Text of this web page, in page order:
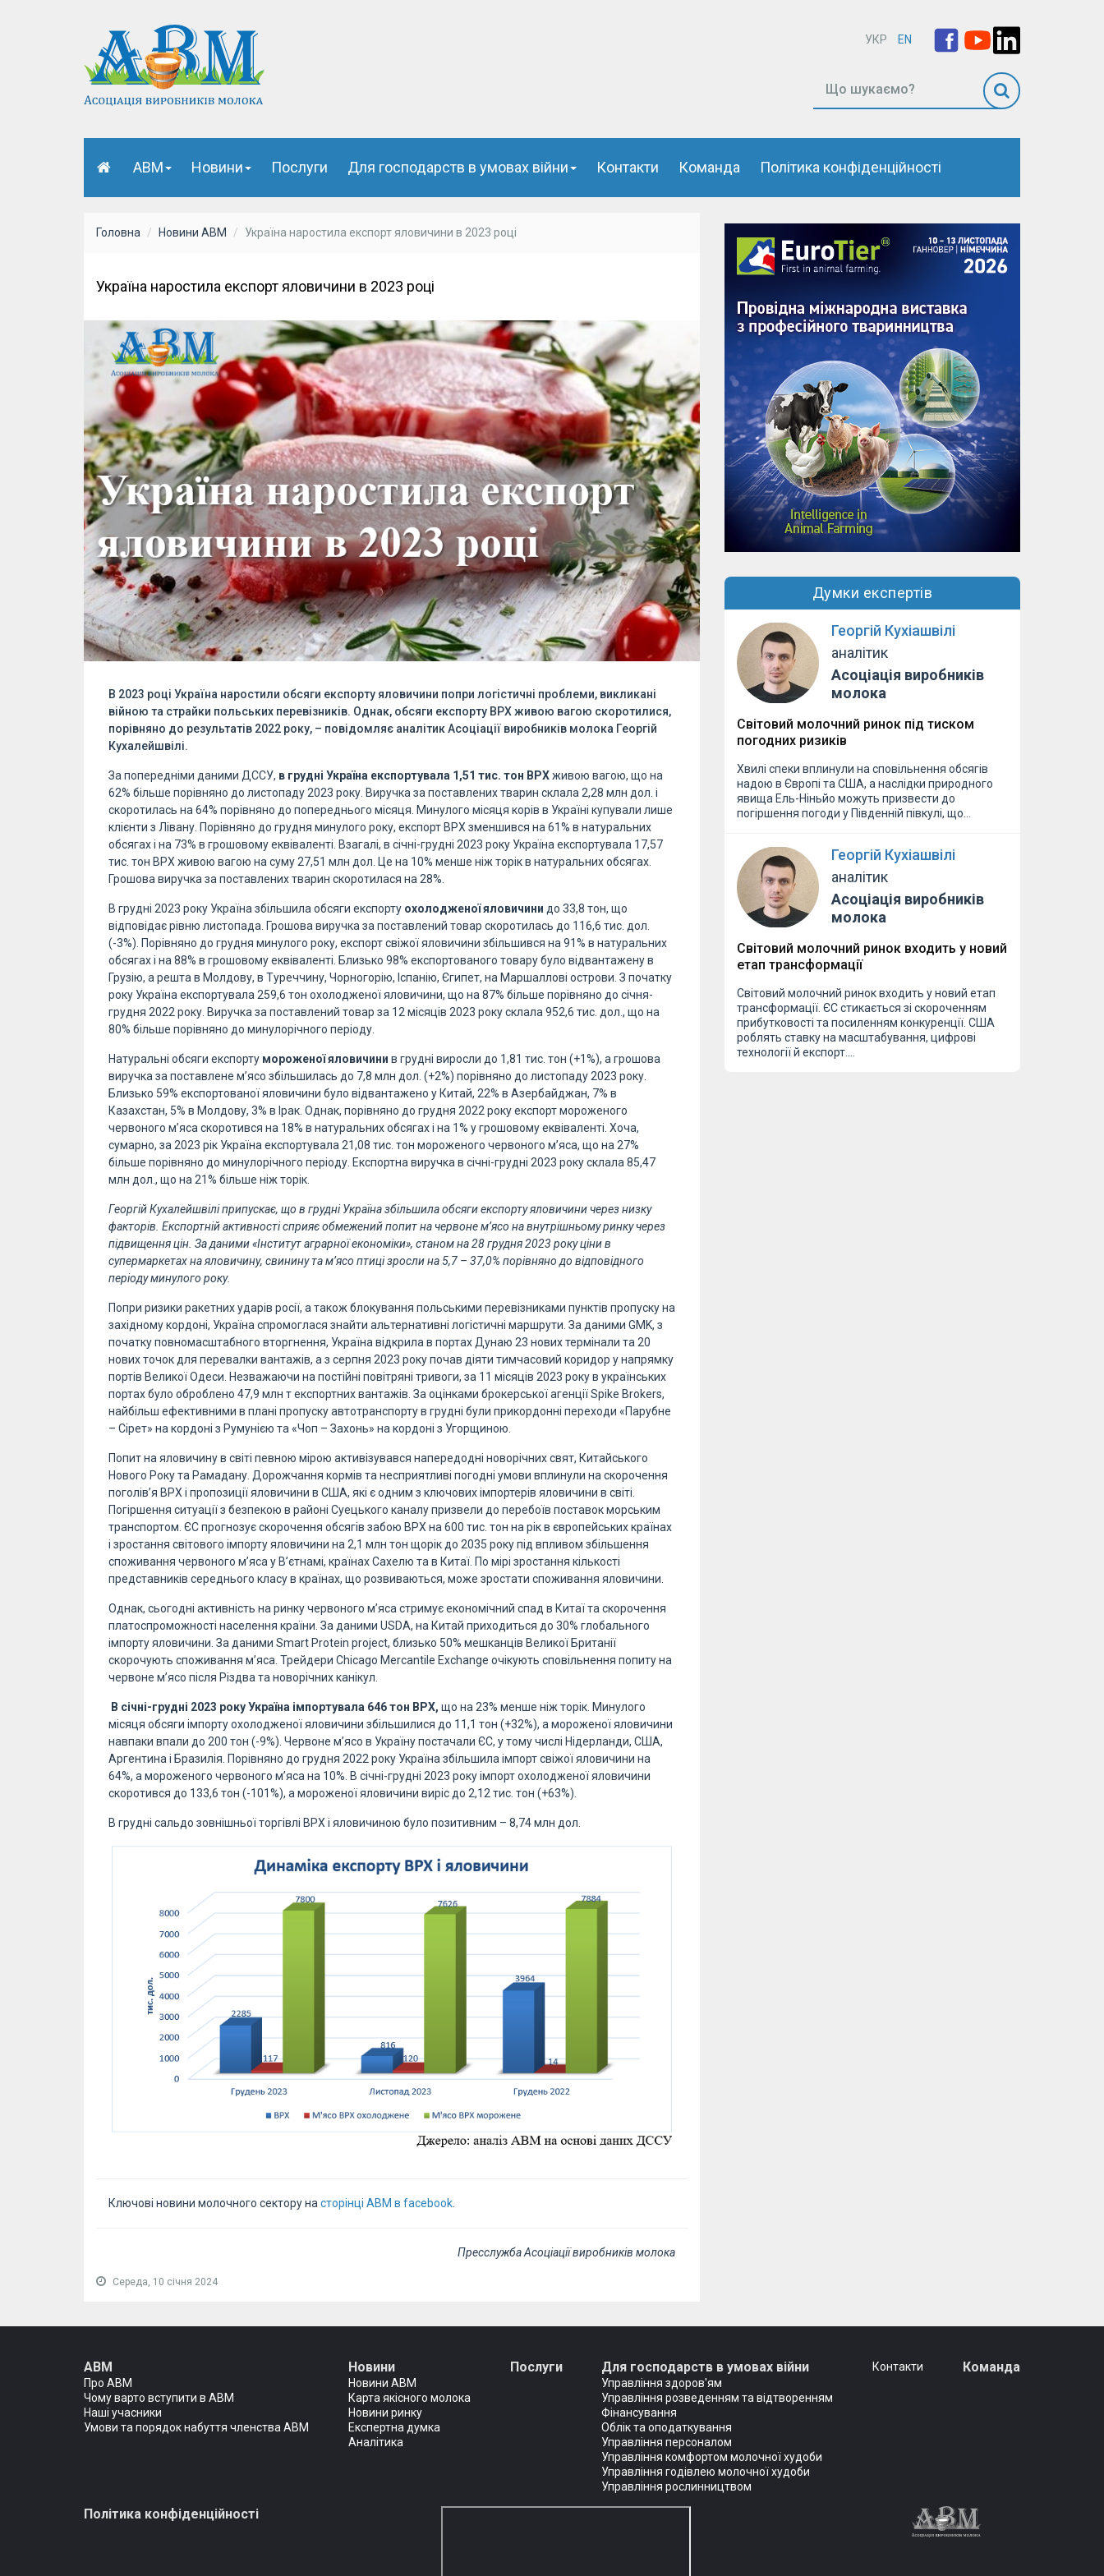
УКР EN
АВМ Новини Послуги Для господарств в умовах війни Контакти Команда Політика конфіденційності
Думки експертів
Георгій Кухіашвілі
аналітик
Асоціація виробників
молока
Світовий молочний ринок під тиском
погодних ризиків
Хвилі спеки вплинули на сповільнення обсягів
надою в Європі та США, а наслідки природного
явища Ель-Ніньйо можуть призвести до
погіршення погоди у Південній півкулі, що…
Георгій Кухіашвілі
аналітик
Асоціація виробників
молока
Світовий молочний ринок входить у новий
етап трансформації
Світовий молочний ринок входить у новий етап
трансформації. ЄС стикається зі скороченням
прибутковості та посиленням конкуренції. США
роблять ставку на масштабування, цифрові
технології й експорт.…
Головна Новини АВМ Україна наростила експорт яловичини в 2023 році
Україна наростила експорт яловичини в 2023 році
В 2023 році Україна наростили обсяги експорту яловичини попри логістичні проблеми, викликані
війною та страйки польських перевізників. Однак, обсяги експорту ВРХ живою вагою скоротилися,
порівняно до результатів 2022 року, – повідомляє аналітик Асоціації виробників молока Георгій
Кухалейшвілі.
За попередніми даними ДССУ, в грудні Україна експортувала 1,51 тис. тон ВРХживою вагою, що на
62% більше порівняно до листопаду 2023 року. Виручка за поставлених тварин склала 2,28 млн дол. і
скоротилась на 64% порівняно до попереднього місяця. Минулого місяця корів в Україні купували лише
клієнти з Лівану. Порівняно до грудня минулого року, експорт ВРХ зменшився на 61% в натуральних
обсягах і на 73% в грошовому еквіваленті. Взагалі, в січні-грудні 2023 року Україна експортувала 17,57
тис. тон ВРХ живою вагою на суму 27,51 млн дол. Це на 10% менше ніж торік в натуральних обсягах.
Грошова виручка за поставлених тварин скоротилася на 28%.
В грудні 2023 року Україна збільшила обсяги експорту охолодженої яловичини до 33,8 тон, що
відповідає рівню листопада. Грошова виручка за поставлений товар скоротилась до 116,6 тис. дол.
(-3%). Порівняно до грудня минулого року, експорт свіжої яловичини збільшився на 91% в натуральних
обсягах і на 88% в грошовому еквіваленті. Близько 98% експортованого товару було відвантажену в
Грузію, а решта в Молдову, в Туреччину, Чорногорію, Іспанію, Єгипет, на Маршаллові острови. З початку
року Україна експортувала 259,6 тон охолодженої яловичини, що на 87% більше порівняно до січня-
грудня 2022 року. Виручка за поставлений товар за 12 місяців 2023 року склала 952,6 тис. дол., що на
80% більше порівняно до минулорічного періоду.
Натуральні обсяги експорту мороженої яловичини в грудні виросли до 1,81 тис. тон (+1%), а грошова
виручка за поставлене м’ясо збільшилась до 7,8 млн дол. (+2%) порівняно до листопаду 2023 року.
Близько 59% експортованої яловичини було відвантажено у Китай, 22% в Азербайджан, 7% в
Казахстан, 5% в Молдову, 3% в Ірак. Однак, порівняно до грудня 2022 року експорт мороженого
червоного м’яса скоротився на 18% в натуральних обсягах і на 1% у грошовому еквіваленті. Хоча,
сумарно, за 2023 рік Україна експортувала 21,08 тис. тон мороженого червоного м’яса, що на 27%
більше порівняно до минулорічного періоду. Експортна виручка в січні-грудні 2023 року склала 85,47
млн дол., що на 21% більше ніж торік.
Георгій Кухалейшвілі припускає, що в грудні Україна збільшила обсяги експорту яловичини через низку
факторів. Експортній активності сприяє обмежений попит на червоне м’ясо на внутрішньому ринку через
підвищення цін. За даними «Інститут аграрної економіки», станом на 28 грудня 2023 року ціни в
супермаркетах на яловичину, свинину та м’ясо птиці зросли на 5,7 – 37,0% порівняно до відповідного
періоду минулого року.
Попри ризики ракетних ударів росії, а також блокування польськими перевізниками пунктів пропуску на
західному кордоні, Україна спромоглася знайти альтернативні логістичні маршрути. За даними GMK, з
початку повномасштабного вторгнення, Україна відкрила в портах Дунаю 23 нових термінали та 20
нових точок для перевалки вантажів, а з серпня 2023 року почав діяти тимчасовий коридор у напрямку
портів Великої Одеси. Незважаючи на постійні повітряні тривоги, за 11 місяців 2023 року в українських
портах було оброблено 47,9 млн т експортних вантажів. За оцінками брокерської агенції Spike Brokers,
найбільш ефективними в плані пропуску автотранспорту в грудні були прикордонні переходи «Парубне
– Сірет» на кордоні з Румунією та «Чоп – Захонь» на кордоні з Угорщиною.
Попит на яловичину в світі певною мірою активізувався напередодні новорічних свят, Китайського
Нового Року та Рамадану. Дорожчання кормів та несприятливі погодні умови вплинули на скорочення
поголів’я ВРХ і пропозиції яловичини в США, які є одним з ключових імпортерів яловичини в світі.
Погіршення ситуації з безпекою в районі Суецького каналу призвели до перебоїв поставок морським
транспортом. ЄС прогнозує скорочення обсягів забою ВРХ на 600 тис. тон на рік в європейських країнах
і зростання світового імпорту яловичини на 2,1 млн тон щорік до 2035 року під впливом збільшення
споживання червоного м’яса у В’єтнамі, країнах Сахелю та в Китаї. По мірі зростання кількості
представників середнього класу в країнах, що розвиваються, може зростати споживання яловичини.
Однак, сьогодні активність на ринку червоного м’яса стримує економічний спад в Китаї та скорочення
платоспроможності населення країни. За даними USDA, на Китай приходиться до 30% глобального
імпорту яловичини. За даними Smart Protein project, близько 50% мешканців Великої Британії
скорочують споживання м’яса. Трейдери Chicago Mercantile Exchange очікують сповільнення попиту на
червоне м’ясо після Різдва та новорічних канікул.
В січні-грудні 2023 року Україна імпортувала 646 тон ВРХ, що на 23% менше ніж торік. Минулого
місяця обсяги імпорту охолодженої яловичини збільшилися до 11,1 тон (+32%), а мороженої яловичини
навпаки впали до 200 тон (-9%). Червоне м’ясо в Україну постачали ЄС, у тому числі Нідерланди, США,
Аргентина і Бразилія. Порівняно до грудня 2022 року Україна збільшила імпорт свіжої яловичини на
64%, а мороженого червоного м’яса на 10%. В січні-грудні 2023 року імпорт охолодженої яловичини
скоротився до 133,6 тон (-101%), а мороженої яловичини виріс до 2,12 тис. тон (+63%).
В грудні сальдо зовнішньої торгівлі ВРХ і яловичиною було позитивним – 8,74 млн дол.
Ключові новини молочного сектору на сторінці АВМ в facebook
Пресслужба Асоціації виробників молока
Середа, 10 січня 2024
АВМ
Про АВМ
Чому варто вступити в АВМ
Наші учасники
Умови та порядок набуття членства АВМ
Новини
Новини АВМ
Карта якісного молока
Новини ринку
Експертна думка
Аналітика
Послуги Для господарств в умовах війни
Управління здоров'ям
Управління розведенням та відтворенням
Фінансування
Облік та оподаткування
Управління персоналом
Управління комфортом молочної худоби
Управління годівлею молочної худоби
Управління рослинництвом
Контакти Команда
Політика конфіденційності